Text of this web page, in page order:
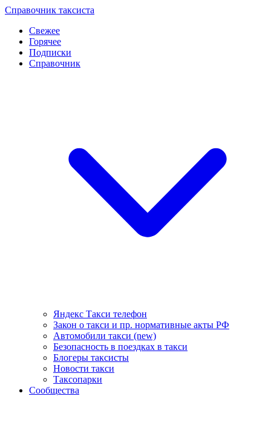
Перейти
контенту
Справочник таксиста
Свежее
Горячее
Подписки
Справочник
Яндекс Такси телефон
Закон о такси и пр. нормативные акты РФ
Автомобили такси (new)
Безопасность в поездках в такси
Блогеры таксисты
Новости такси
Таксопарки
Сообщества